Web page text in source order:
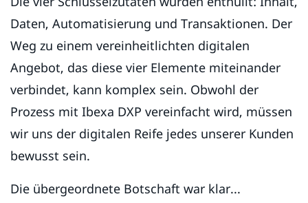
Daten, Automatisierung und Transaktionen. Der
Weg zu einem vereinheitlichten digitalen
Angebot, das diese vier Elemente miteinander
verbindet, kann komplex sein. Obwohl der
Prozess mit Ibexa DXP vereinfacht wird, müssen
wir uns der digitalen Reife jedes unserer Kunden
bewusst sein.
Die übergeordnete Botschaft war klar...